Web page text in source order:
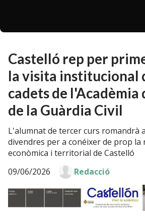
Castelló rep per
la visita institucional
cadets de l'Acadèmia
de la Guàrdia Civil
L'alumnat de tercer curs romandrà
divendres per a conéixer de prop la
econòmica i territorial de Castelló
09/06/2026
Redacció